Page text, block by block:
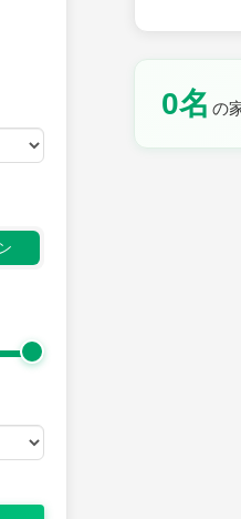
0名 の
土曜日 日曜日